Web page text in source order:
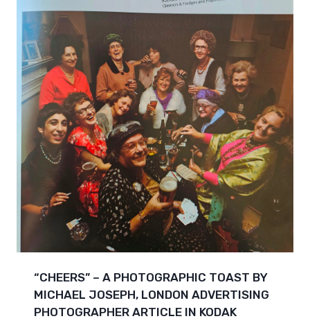
“CHEERS” – A PHOTOGRAPHIC TOAST BY
MICHAEL JOSEPH, LONDON ADVERTISING
PHOTOGRAPHER ARTICLE IN KODAK